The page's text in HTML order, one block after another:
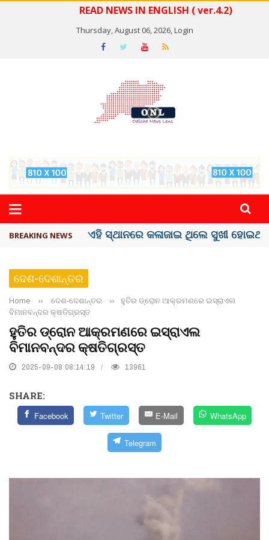
READ NEWS IN ENGLISH ( ver.4.2)
Thursday, August 06, 2026,Login
BREAKING NEWS ଦେଶରେ ପ୍ଲାଷ୍ଟିକ୍ ନୋଟ୍‌ ପ୍ରଚଳନ ...
ଦେଶ-ଦେଶାନ୍ତର
Home ›› ଦେଶ-ଦେଶାନ୍ତର ››
ହୁତିର ଡ୍ରୋନ ଆକ୍ରମଣରେ ଇସ୍ରାଏଲ
ବିମାନବନ୍ଦର କ୍ଷତିଗ୍ରସ୍ତ
ହୁତିର ଡ୍ରୋନ ଆକ୍ରମଣରେ ଇସ୍ରାଏଲ
ବିମାନବନ୍ଦର କ୍ଷତିଗ୍ରସ୍ତ
2025-09-08 08:14:19 13961
SHARE:
Facebook Twitter E-Mail WhatsApp
Telegram